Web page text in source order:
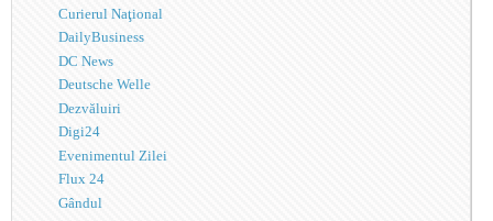
Curierul Naţional
DailyBusiness
DC News
Deutsche Welle
Dezvăluiri
Digi24
Evenimentul Zilei
Flux 24
Gândul